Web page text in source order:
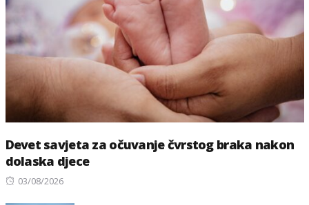
Devet savjeta za očuvanje čvrstog braka nakon
dolaska djece
Posted
03/08/2026